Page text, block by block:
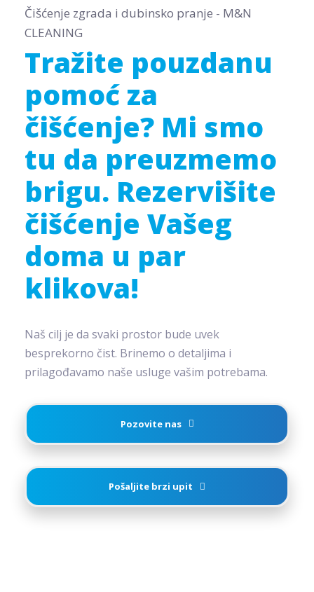
Čišćenje zgrada i dubinsko pranje - M&N
CLEANING
Tražite pouzdanu
pomoć za
čišćenje? Mi smo
tu da preuzmemo
brigu. Rezervišite
čišćenje Vašeg
doma u par
klikova!
Naš cilj je da svaki prostor bude uvek
besprekorno čist. Brinemo o detaljima i
prilagođavamo naše usluge vašim potrebama.
Pozovite nas
Pošaljite brzi upit